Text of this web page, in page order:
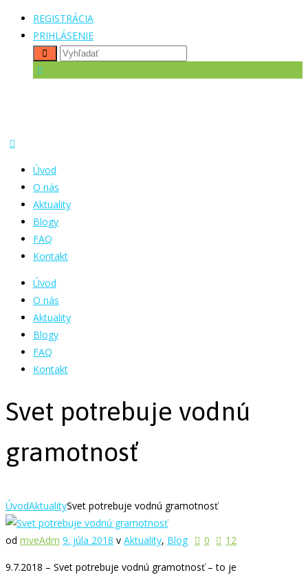
REGISTRÁCIA
PRIHLÁSENIE
Úvod
O nás
Aktuality
Blogy
FAQ
Kontakt
Úvod
O nás
Aktuality
Blogy
FAQ
Kontakt
Svet potrebuje vodnú
gramotnosť
ÚvodAktualitySvet potrebuje vodnú gramotnosť
od mveAdm 9. júla 2018 v Aktuality, Blog 0 12
9.7.2018 – Svet potrebuje vodnú gramotnosť – to je